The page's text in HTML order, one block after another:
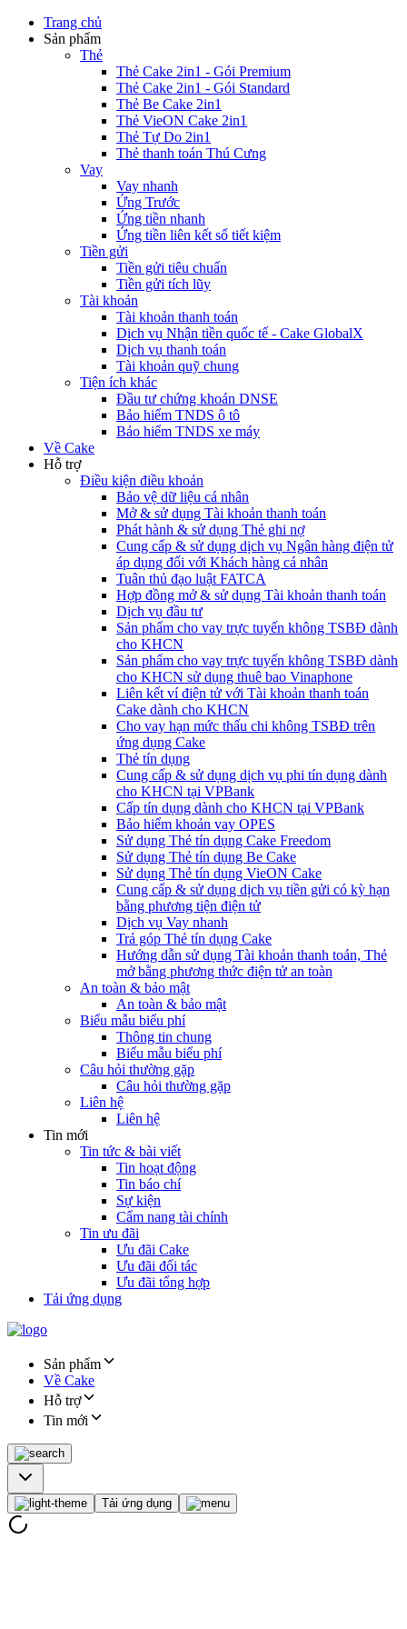
Trang chủ
Sản phẩm
Thẻ
Thẻ Cake 2in1 - Gói Premium
Thẻ Cake 2in1 - Gói Standard
Thẻ Be Cake 2in1
Thẻ VieON Cake 2in1
Thẻ Tự Do 2in1
Thẻ thanh toán Thú Cưng
Vay
Vay nhanh
Ứng Trước
Ứng tiền nhanh
Ứng tiền liên kết sổ tiết kiệm
Tiền gửi
Tiền gửi tiêu chuẩn
Tiền gửi tích lũy
Tài khoản
Tài khoản thanh toán
Dịch vụ Nhận tiền quốc tế - Cake GlobalX
Dịch vụ thanh toán
Tài khoản quỹ chung
Tiện ích khác
Đầu tư chứng khoán DNSE
Bảo hiểm TNDS ô tô
Bảo hiểm TNDS xe máy
Về Cake
Hỗ trợ
Điều kiện điều khoản
Bảo vệ dữ liệu cá nhân
Mở & sử dụng Tài khoản thanh toán
Phát hành & sử dụng Thẻ ghi nợ
Cung cấp & sử dụng dịch vụ Ngân hàng điện tử
áp dụng đối với Khách hàng cá nhân
Tuân thủ đạo luật FATCA
Hợp đồng mở & sử dụng Tài khoản thanh toán
Dịch vụ đầu tư
Sản phẩm cho vay trực tuyến không TSBĐ dành
cho KHCN
Sản phẩm cho vay trực tuyến không TSBĐ dành
cho KHCN sử dụng thuê bao Vinaphone
Liên kết ví điện tử với Tài khoản thanh toán
Cake dành cho KHCN
Cho vay hạn mức thấu chi không TSBĐ trên
ứng dụng Cake
Thẻ tín dụng
Cung cấp & sử dụng dịch vụ phi tín dụng dành
cho KHCN tại VPBank
Cấp tín dụng dành cho KHCN tại VPBank
Bảo hiểm khoản vay OPES
Sử dụng Thẻ tín dụng Cake Freedom
Sử dụng Thẻ tín dụng Be Cake
Sử dụng Thẻ tín dụng VieON Cake
Cung cấp & sử dụng dịch vụ tiền gửi có kỳ hạn
bằng phương tiện điện tử
Dịch vụ Vay nhanh
Trả góp Thẻ tín dụng Cake
Hướng dẫn sử dụng Tài khoản thanh toán, Thẻ
mở bằng phương thức điện tử an toàn
An toàn & bảo mật
An toàn & bảo mật
Biểu mẫu biểu phí
Thông tin chung
Biểu mẫu biểu phí
Câu hỏi thường gặp
Câu hỏi thường gặp
Liên hệ
Liên hệ
Tin mới
Tin tức & bài viết
Tin hoạt động
Tin báo chí
Sự kiện
Cẩm nang tài chính
Tin ưu đãi
Ưu đãi Cake
Ưu đãi đối tác
Ưu đãi tổng hợp
Tải ứng dụng
Sản phẩm
Về Cake
Hỗ trợ
Tin mới
Tải ứng dụng